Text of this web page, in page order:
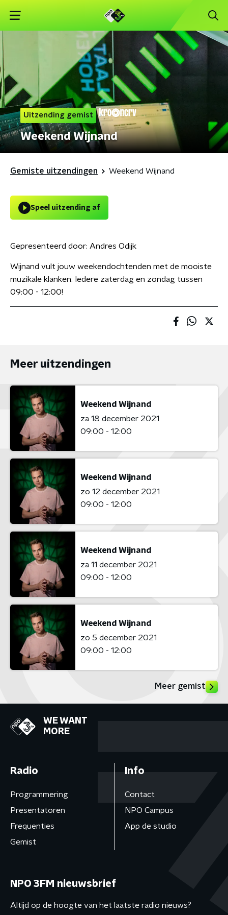
Uitzending gemist
Weekend Wijnand
Gemiste uitzendingen Weekend Wijnand
Speel uitzending af
Gepresenteerd door: Andres Odijk
Wijnand vult jouw weekendochtenden met de mooiste
muzikale klanken. Iedere zaterdag en zondag tussen
09:00 - 12:00!
Meer uitzendingen
Weekend Wijnand
za 18 december 2021
09:00 - 12:00
Weekend Wijnand
zo 12 december 2021
09:00 - 12:00
Weekend Wijnand
za 11 december 2021
09:00 - 12:00
Weekend Wijnand
zo 5 december 2021
09:00 - 12:00
Meer gemist
WE WANT
MORE
Radio
Programmering
Presentatoren
Frequenties
Gemist
Info
Contact
NPO Campus
App de studio
NPO 3FM nieuwsbrief
Altijd op de hoogte van het laatste radio nieuws?